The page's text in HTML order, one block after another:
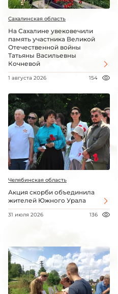
Сахалинская область
На Сахалине увековечили
память участника Великой
Отечественной войны
Татьяны Васильевны
Кочневой
1 августа 2026 154
Челябинская область
Акция скорби объединила
жителей Южного Урала
31 июля 2026 136